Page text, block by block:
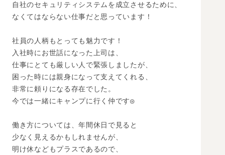
自社のセキュリティシステムを成立させるために、
なくてはならない仕事だと思っています！
社員の人柄もとっても魅力です！
入社時にお世話になった上司は、
仕事にとても厳しい人で緊張しましたが、
困った時には親身になって支えてくれる、
非常に頼りになる存在でした。
今では一緒にキャンプに行く仲です◎
働き方については、年間休日で見ると
少なく見えるかもしれませんが、
明け休などもプラスであるので、